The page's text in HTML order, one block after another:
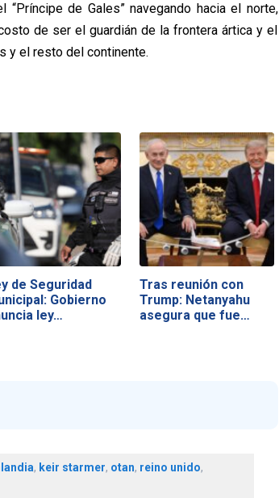
de Gales” navegando hacia el norte,
de ser el guardián de la frontera ártica y el
y el resto del continente.
de Seguridad
Gobierno
ley…
Tras reunión con
Trump: Netanyahu
asegura que fue…
, keir starmer, otan, reino unido,